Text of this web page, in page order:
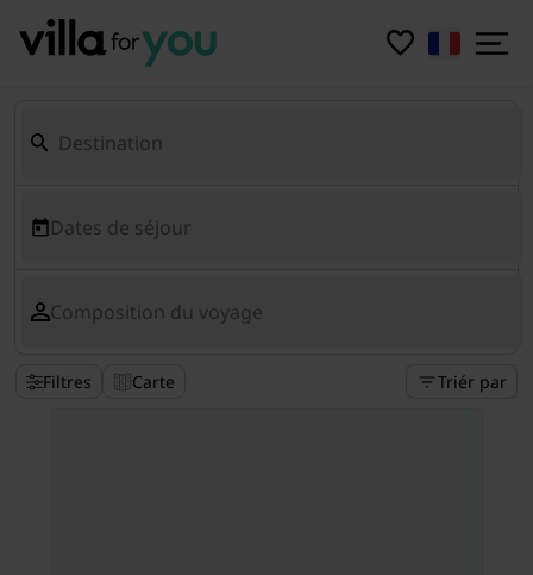
Dates de séjour
Composition du voyage
Filtres Carte Triér par